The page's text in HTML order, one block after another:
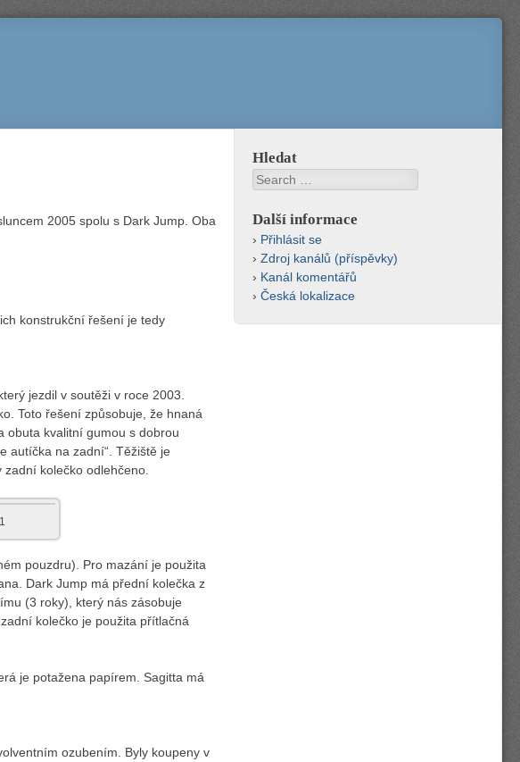
2005 spolu s Dark Jump. Oba
konstrukční řešení je tedy
jezdil v soutěži v roce 2003.
Toto řešení způsobuje, že hnaná
obuta kvalitní gumou s dobrou
autíčka na zadní“. Těžiště je
kolečko odlehčeno.
pouzdru). Pro mazání je použita
Dark Jump má přední kolečka z
(3 roky), který nás zásobuje
kolečko je použita přítlačná
je potažena papírem. Sagitta má
ozubením. Byly koupeny v
Hledat
Search
Další informace
Přihlásit se
Zdroj kanálů (příspěvky)
Kanál komentářů
Česká lokalizace